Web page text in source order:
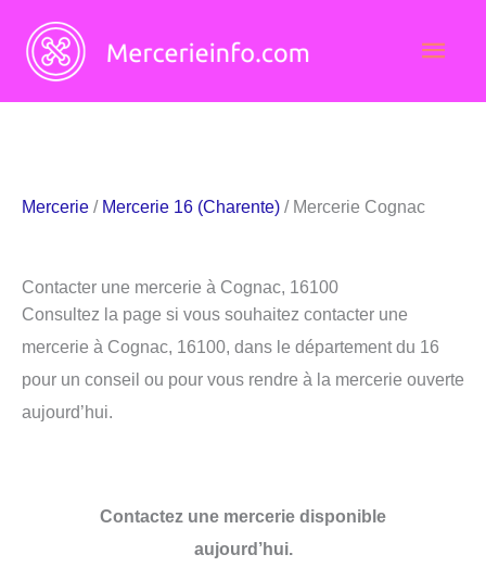
contenu
Mercerie / Mercerie 16 (Charente) / Mercerie Cognac
Contacter une mercerie à Cognac, 16100
Consultez la page si vous souhaitez contacter une
mercerie à Cognac, 16100, dans le département du 16
pour un conseil ou pour vous rendre à la mercerie ouverte
aujourd’hui.
Contactez une mercerie disponible
aujourd’hui.